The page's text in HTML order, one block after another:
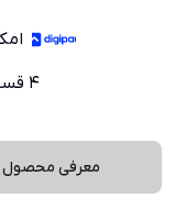
۴ قسط
معرفی محصول